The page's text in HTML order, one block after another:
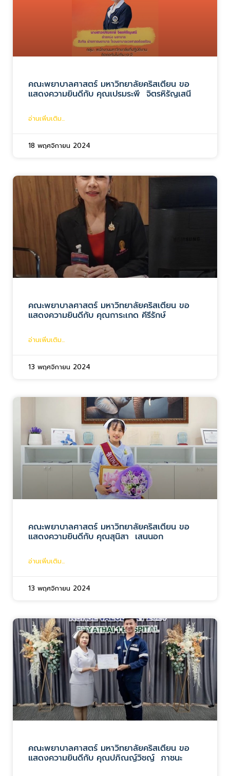
คณะพยาบาลศาสตร์ มหาวิทยาลัยคริสเตียน ขอ
แสดงความยินดีกับ คุณเปรมระพี จิตรหิรัญเสนี
อ่านเพิ่มเติม...
18 พฤศจิกายน 2024
คณะพยาบาลศาสตร์ มหาวิทยาลัยคริสเตียน ขอ
แสดงความยินดีกับ คุณการะเกด คีรีรักษ์
อ่านเพิ่มเติม...
13 พฤศจิกายน 2024
คณะพยาบาลศาสตร์ มหาวิทยาลัยคริสเตียน ขอ
แสดงความยินดีกับ คุณสุนิสา เสนนอก
อ่านเพิ่มเติม...
13 พฤศจิกายน 2024
คณะพยาบาลศาสตร์ มหาวิทยาลัยคริสเตียน ขอ
แสดงความยินดีกับ คุณปภิณญ์วิชญ์ ภาชนะ